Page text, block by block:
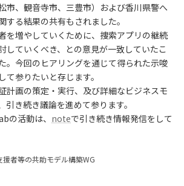
市、観音寺市、三豊市）および香川県警へ
する結果の共有もされました。
を増やしていくために、捜索アプリの継続
していくべき、との意見が一致していたこ
。今回のヒアリングを通じて得られた示唆
て参りたいと存じます。
計画の策定・実行、及び詳細なビジネスモ
引き続き議論を進めて参ります。
の活動は、 noteで引き続き情報発信をして
援者等の共助モデル構築WG